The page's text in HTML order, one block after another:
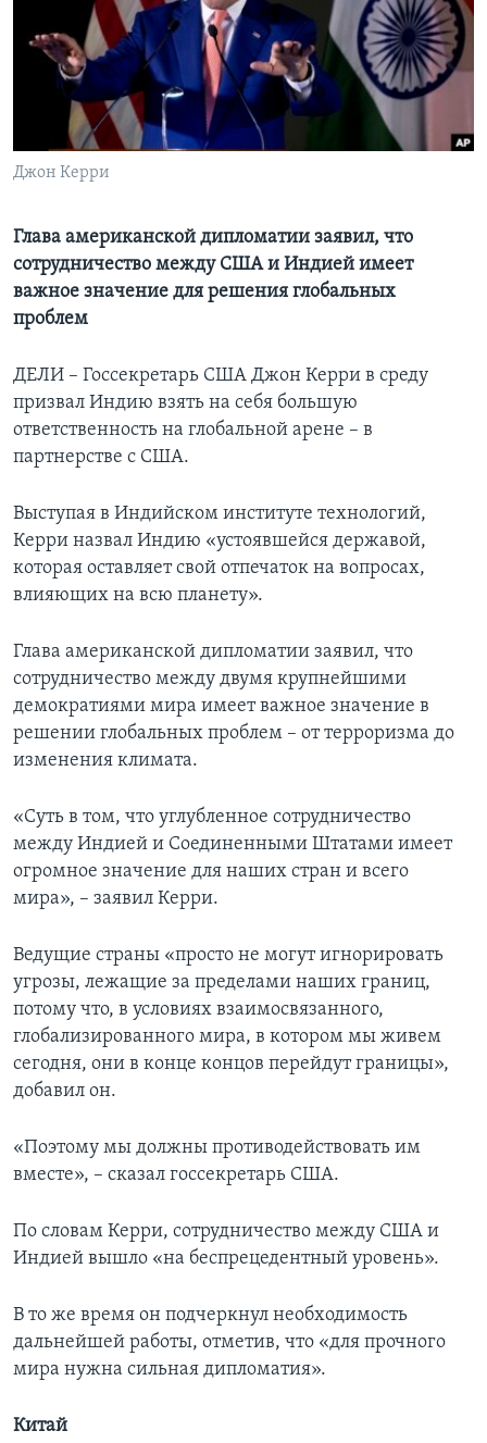
Learning English
СОЦИАЛЬНЫЕ СЕТИ
Джон Керри
Глава американской дипломатии заявил, что
сотрудничество между США и Индией имеет
важное значение для решения глобальных
проблем
ДЕЛИ – Госсекретарь США Джон Керри в среду
призвал Индию взять на себя большую
ответственность на глобальной арене – в
партнерстве с США.
Выступая в Индийском институте технологий,
Керри назвал Индию «устоявшейся державой,
которая оставляет свой отпечаток на вопросах,
влияющих на всю планету».
Глава американской дипломатии заявил, что
сотрудничество между двумя крупнейшими
демократиями мира имеет важное значение в
решении глобальных проблем – от терроризма до
изменения климата.
«Суть в том, что углубленное сотрудничество
между Индией и Соединенными Штатами имеет
огромное значение для наших стран и всего
мира», – заявил Керри.
Ведущие страны «просто не могут игнорировать
угрозы, лежащие за пределами наших границ,
потому что, в условиях взаимосвязанного,
глобализированного мира, в котором мы живем
сегодня, они в конце концов перейдут границы»,
добавил он.
«Поэтому мы должны противодействовать им
вместе», – сказал госсекретарь США.
По словам Керри, сотрудничество между США и
Индией вышло «на беспрецедентный уровень».
В то же время он подчеркнул необходимость
дальнейшей работы, отметив, что «для прочного
мира нужна сильная дипломатия».
Китай